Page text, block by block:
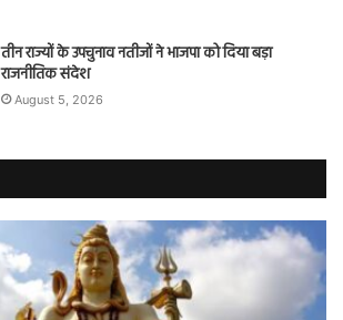
तीन राज्यों के उपचुनाव नतीजों ने भाजपा को दिया बड़ा
राजनीतिक संदेश
August 5, 2026